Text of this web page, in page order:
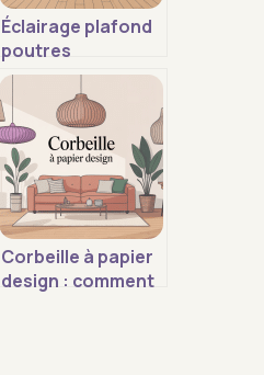
Éclairage plafond
poutres
apparentes :
idées, règles et
erreurs à éviter
Corbeille à papier
design : comment